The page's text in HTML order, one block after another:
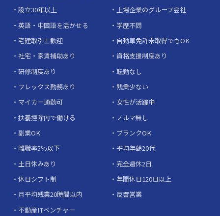
設立30年以上
上場企業のグループ会社
英語・中国語を活かせる
学歴不問
宅建取引士歓迎
自動車免許未取得でもOK
社宅・家賃補助あり
資格支援制度あり
研修制度あり
転勤なし
フレックス勤務あり
残業少ない
マイカー通勤可
女性が活躍中
扶養控除内で働ける
ノルマ無し
副業OK
ブランクOK
離職率5％以下
平均年齢20代
土日休みあり
完全週休2日
休日シフト制
年間休日120日以上
月平均残業20時間以内
反響営業
不動産ITベンチャー